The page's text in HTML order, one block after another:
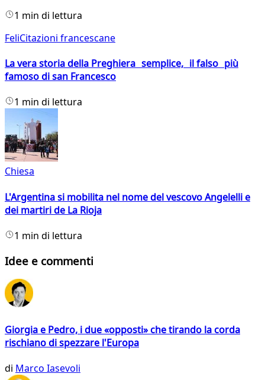
1 min di lettura
FeliCitazioni francescane
La vera storia della Preghiera semplice, il falso più
famoso di san Francesco
1 min di lettura
Chiesa
L'Argentina si mobilita nel nome del vescovo Angelelli e
dei martiri de La Rioja
1 min di lettura
Idee e commenti
Giorgia e Pedro, i due «opposti» che tirando la corda
rischiano di spezzare l'Europa
di Marco Iasevoli